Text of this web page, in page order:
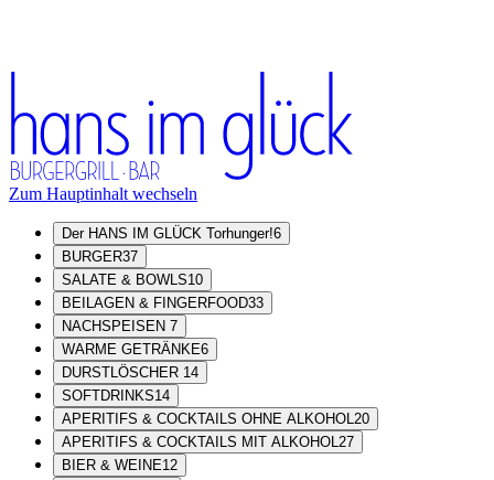
Zum Hauptinhalt wechseln
Der HANS IM GLÜCK Torhunger!6
BURGER37
SALATE & BOWLS10
BEILAGEN & FINGERFOOD33
NACHSPEISEN 7
WARME GETRÄNKE6
DURSTLÖSCHER 14
SOFTDRINKS14
APERITIFS & COCKTAILS OHNE ALKOHOL20
APERITIFS & COCKTAILS MIT ALKOHOL27
BIER & WEINE12